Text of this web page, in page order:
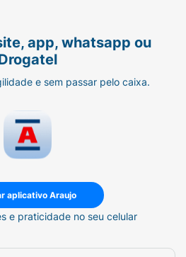
app, whatsapp ou
e sem passar pelo caixa.
aplicativo Araujo
e praticidade no seu celular